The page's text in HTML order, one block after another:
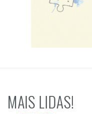
MAIS LIDAS!